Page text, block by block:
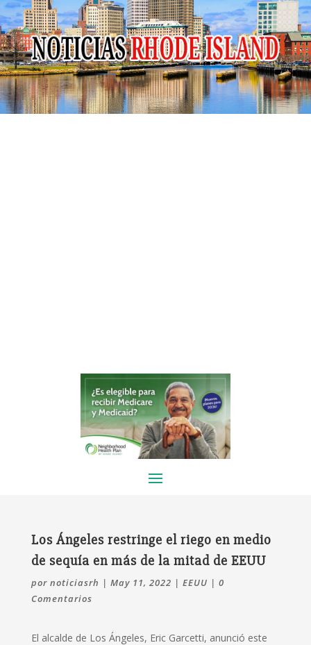
Los Ángeles restringe el riego en medio
de sequía en más de la mitad de EEUU
por noticiasrh | May 11, 2022 | EEUU | 0
Comentarios
El alcalde de Los Ángeles, Eric Garcetti, anunció este